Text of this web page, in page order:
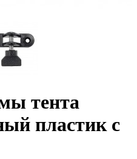
тента
пластик с